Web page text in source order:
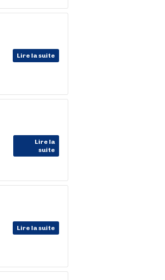
Lire la suite
Lire la
suite
Lire la suite